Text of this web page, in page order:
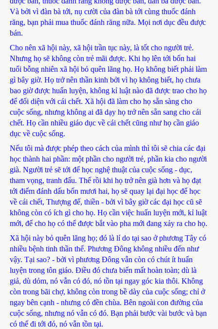
Và bởi vì đàn bà tới, nụ cười của đàn bà tới cùng thuốc đánh
răng, bạn phải mua thuốc đánh răng nữa. Mọi nơi dục đều được
bán.
Cho nên xã hội này, xã hội trần tục này, là tốt cho người trẻ.
Nhưng họ sẽ không còn trẻ mãi được. Khi họ lên tới bốn hai
tuổi bỗng nhiên xã hội bỏ quên lãng họ. Họ không biết phải làm
gì bây giờ. Họ trở nên thần kinh bởi vì họ không biết, họ chưa
bao giờ được huấn luyện, không kỉ luật nào đã được trao cho họ
để đối diện với cái chết. Xã hội đã làm cho họ sẵn sàng cho
cuộc sống, nhưng không ai đã dạy họ trở nên sẵn sang cho cái
chết. Họ cần nhiều giáo dục về cái chết cũng như họ cần giáo
dục về cuộc sống.
Nếu tôi mà được phép theo cách của mình thì tôi sẽ chia các đại
học thành hai phần: một phần cho người trẻ, phần kia cho người
già. Người trẻ sẽ tới để học nghệ thuật của cuộc sống - dục,
tham vọng, tranh đấu. Thế rồi khi họ trở nên già hơn và họ đạt
tới điểm đánh dấu bốn mươi hai, họ sẽ quay lại đại học để học
về cái chết, Thượng đế, thiền - bởi vì bây giờ các đại học cũ sẽ
không còn có ích gì cho họ. Họ cần việc huấn luyện mới, kỉ luật
mới, để cho họ có thể được bắt vào pha mới đang xảy ra cho họ.
Xã hội này bỏ quên lãng họ; đó là lí do tại sao ở phương Tây có
nhiều bệnh tinh thần thế. Phương Đông không nhiều đến như
vậy. Tại sao? - bởi vì phương Đông vẫn còn có chút ít huấn
luyện trong tôn giáo. Điều đó chưa biến mất hoàn toàn; dù là
giả, dù dỏm, nó vẫn có đó, nó tồn tại ngay góc kia thôi. Không
còn trong bãi chợ, không còn trong bề dày của cuộc sống; chỉ ở
ngay bên cạnh - nhưng có đền chùa. Bên ngoài con đường của
cuộc sống, nhưng nó vẫn có đó. Bạn phải bước vài bước và bạn
có thể đi tới đó, nó vẫn tồn tại.